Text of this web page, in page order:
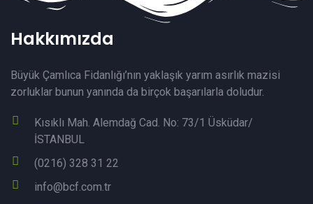
Hakkımızda
Büyük Çamlıca Fidanlığı’nın yaklaşık yarım asırlık mazisi
zorluklar bunun yanında da birçok başarılarla doludur.
Kısıklı Mah. Alemdağ Cad. No: 73/1 Üsküdar/
İSTANBUL
(0216) 328 31 22
info@bcf.com.tr